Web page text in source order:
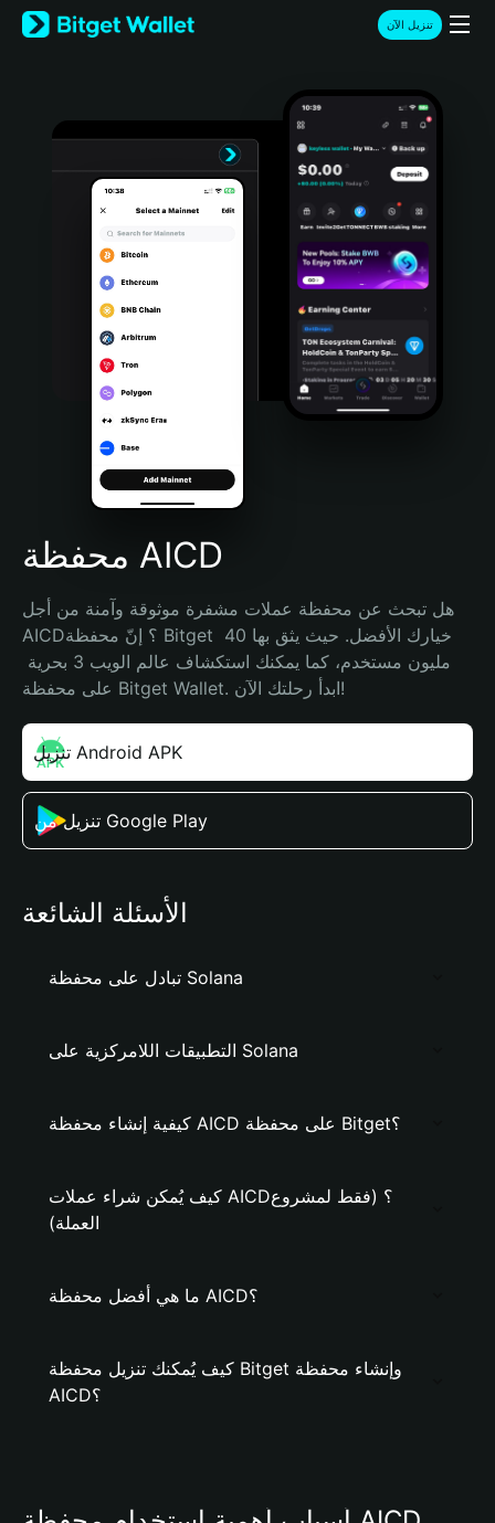
English
日本語
Türkçe
Português (Portugal)
Bahasa Indonesia
Português (Brasil)
Español (Argentina)
تنزيل الآن
محفظة AICD
هل تبحث عن محفظة عملات مشفرة موثوقة وآمنة من أجل
AICD؟ إنّ محفظة Bitget خيارك الأفضل. حيث يثق بها 40
على محفظة Bitget Wallet. ابدأ رحلتك الآن!
تنزيل Android APK
تنزيل من Google Play
الأسئلة الشائعة
تبادل على محفظة Solana
التطبيقات اللامركزية على Solana
كيفية إنشاء محفظة AICD على محفظة Bitget؟
كيف يُمكن شراء عملات AICD؟ (فقط لمشروع
العملة)
ما هي أفضل محفظة AICD؟
كيف يُمكنك تنزيل محفظة Bitget وإنشاء محفظة
AICD؟